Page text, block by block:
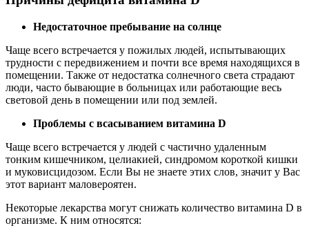
Недостаточное пребывание на солнце
Чаще всего встречается у пожилых людей, испытывающих
трудности с передвижением и почти все время находящихся в
помещении. Также от недостатка солнечного света страдают
люди, часто бывающие в больницах или работающие весь
световой день в помещении или под землей.
Проблемы с всасыванием витамина D
Чаще всего встречается у людей с частично удаленным
тонким кишечником, целиакией, синдромом короткой кишки
и муковисцидозом. Если Вы не знаете этих слов, значит у Вас
этот вариант маловероятен.
Некоторые лекарства могут снижать количество витамина D в
организме. К ним относятся: